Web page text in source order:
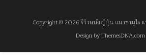
Copyright © 2026 รีวิวหนังญี่ปุ่น แนวซามูไร
Design by ThemesDNA.com